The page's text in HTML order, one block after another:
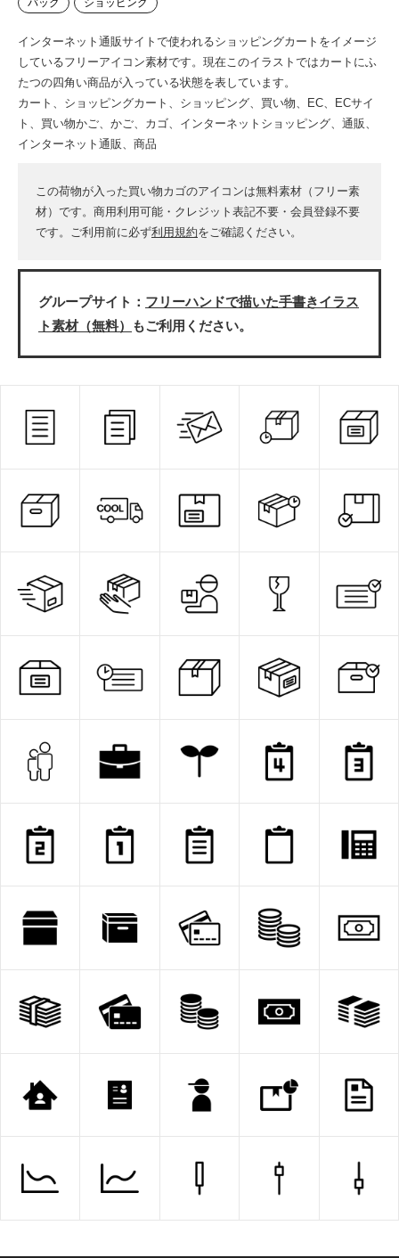
バッグ ショッピング
インターネット通販サイトで使われるショッピングカートをイメージ
しているフリーアイコン素材です。現在このイラストではカートにふ
たつの四角い商品が入っている状態を表しています。
カート、ショッピングカート、ショッピング、買い物、EC、ECサイ
ト、買い物かご、かご、カゴ、インターネットショッピング、通販、
インターネット通販、商品
この荷物が入った買い物カゴのアイコンは無料素材（フリー素
材）です。商用利用可能・クレジット表記不要・会員登録不要
です。ご利用前に必ず利用規約をご確認ください。
グループサイト： フリーハンドで描いた手書きイラス
ト素材（無料）
もご利用ください。